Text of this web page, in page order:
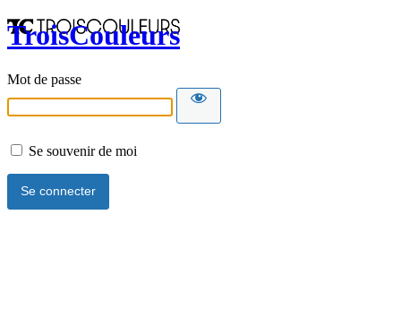
TroisCouleurs
Mot de passe
Se souvenir de moi